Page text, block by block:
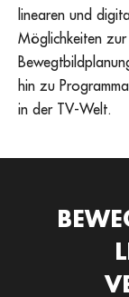
linearen und
Möglichkeiten zur
hin zu
in der TV-Welt.